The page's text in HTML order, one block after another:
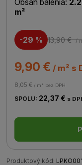
Obsah balenia:
m²
-29 % 13,90 €/
9,90 € / m² s
8,05 € / m² bez DPH
SPOLU: 22,37 € s
Produktový kód: